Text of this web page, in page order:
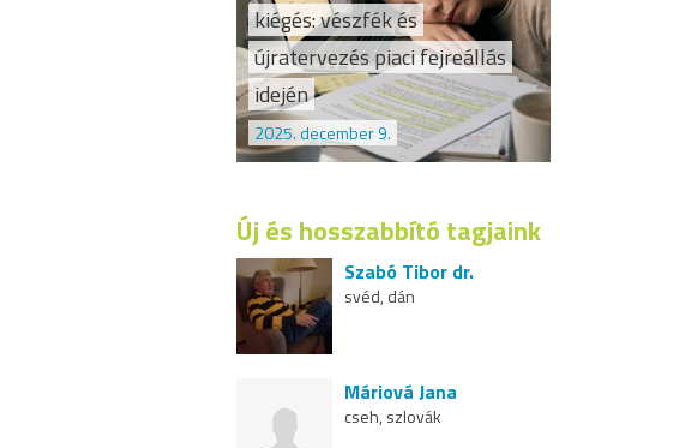
kiégés: vészfék és
újratervezés piaci fejreállás
idején
2025. december 9.
Új és hosszabbító tagjaink
Szabó Tibor dr.
svéd, dán
Máriová Jana
cseh, szlovák